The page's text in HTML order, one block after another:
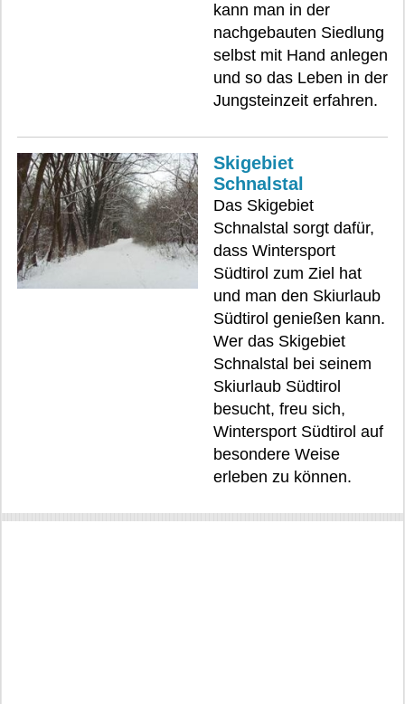
kann man in der
nachgebauten Siedlung
selbst mit Hand anlegen
und so das Leben in der
Jungsteinzeit erfahren.
Skigebiet
Schnalstal
Das Skigebiet
Schnalstal sorgt dafür,
dass Wintersport
Südtirol zum Ziel hat
und man den Skiurlaub
Südtirol genießen kann.
Wer das Skigebiet
Schnalstal bei seinem
Skiurlaub Südtirol
besucht, freu sich,
Wintersport Südtirol auf
besondere Weise
erleben zu können.